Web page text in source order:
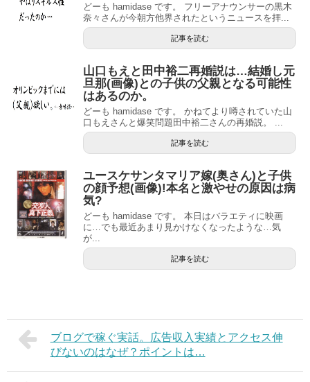
どーも hamidase です。 フリーアナウンサーの黒木
奈々さんが今朝方他界されたというニュースを拝...
記事を読む
山口もえと田中裕二再婚説は…結婚し元
旦那(画像)との子供の父親となる可能性
はあるのか。
どーも hamidase です。 かねてより噂されていた山
口もえさんと爆笑問題田中裕二さんの再婚説。 ...
記事を読む
ユースケサンタマリア嫁(奥さん)と子供
の顔予想(画像)!本名と激やせの原因は病
気?
どーも hamidase です。 本日はバラエティに映画
に…でも最近あまり見かけなくなったような…気
が...
記事を読む
ブログで稼ぐ実話。広告収入実績とアクセス伸
びないのはなぜ？ポイントは…